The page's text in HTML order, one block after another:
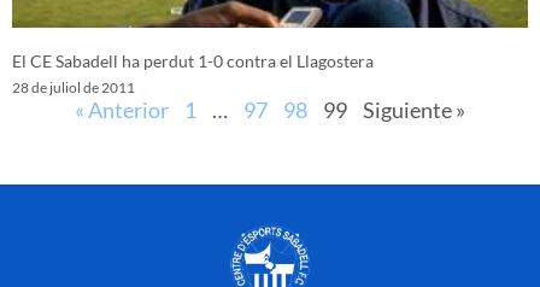
El CE Sabadell ha perdut 1-0 contra el Llagostera
28 de juliol de 2011
« Anterior 1 … 97 98 99 Siguiente »